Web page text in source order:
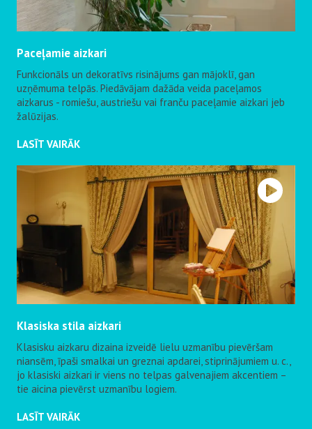
Paceļamie aizkari
Funkcionāls un dekoratīvs risinājums gan mājoklī, gan
uzņēmuma telpās. Piedāvājam dažāda veida paceļamos
aizkarus - romiešu, austriešu vai franču paceļamie aizkari jeb
žalūzijas.
LASĪT VAIRĀK
Klasiska stila aizkari
Klasisku aizkaru dizaina izveidē lielu uzmanību pievēršam
niansēm, īpaši smalkai un greznai apdarei, stiprinājumiem u. c.,
jo klasiski aizkari ir viens no telpas galvenajiem akcentiem –
tie aicina pievērst uzmanību logiem.
LASĪT VAIRĀK